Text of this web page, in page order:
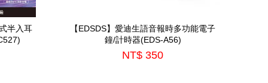
半入耳
【EDSDS】愛迪生語音報時多功能電子
鐘/計時器(EDS-A56)
NT$ 350